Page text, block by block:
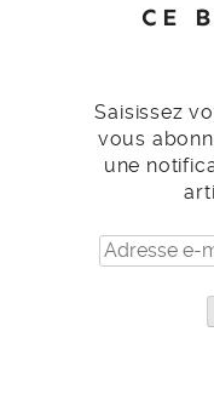
CE
Saisissez
vous
une
Adresse
e-